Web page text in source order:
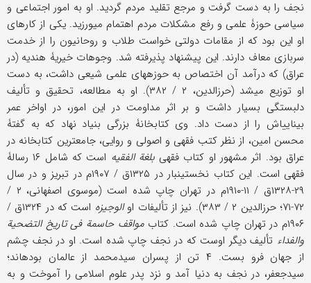
نجف را به دست گرفت و مرجع تقلید مردم گردید. او به امور اجتماعی و
سیاسی حوزۀ علمی و رفع مشکلات مردم اهتمام می‎ورزید. یکی از کارهای
او این بود که از مقامات دولتی خواست طلاب و روحانیون را از خدمت
سربازی معاف دارند. این پیشنهاد پذیرفته شد. وجوهات خیریۀ هندیه (در
عراق) که درآمد آن اختصاص به حوزه‎های علمی شیعی داشت، به دست
او توزیع می‎شد (حرزالدین، ۲ / ۳۸۲). او به مطالعه، تحقیق و تألیف
دلبستگی بسیار داشت و بر اثر مداومت در این امور، در اواخر عمر
بینایی‎اش را از دست داد. وی کتابخانۀ بزرگی بنیاد نهاد که به گفتۀ
محسن امین، از نظر کتب فقهی و اصولی و روایی، جامع‎ترین کتابخانه در
عراق بود. اثر مشهور او کتاب فقهیبلغة الفقیه
است که شامل ۱۶ رسالۀ
فقهی است. این کتاب نخستین‎بار در ۱۳۲۵ق / ۱۹۰۷م در تبریز و در سال
۲۹-۱۳۲۸ق / ۱۱-۱۹۱۰م در تهران چاپ شده است (موسوی اصفهانی، ۲ /
۷۲-۷۱؛ حرزالدین ۲ / ۳۸۳). نیز از تألیفات او
الوجیزه
است که در ۱۳۲۴ق /
۱۹۰۶م در تهران چاپ شده است. کتاب
مواقف حاسمة فی تاریخ التضحیة
و‎الفداء
تألیف دیگر اوست که در نجف چاپ شده است. او در نجف چشم
از جهان فرو بست. ۴ تن از پسران سیدمحمد از عالمان بوده‎اند؛
سیدجعفر، در نجف به دنیا آمد و نزد پدر علوم اسلامی را آموخت و به